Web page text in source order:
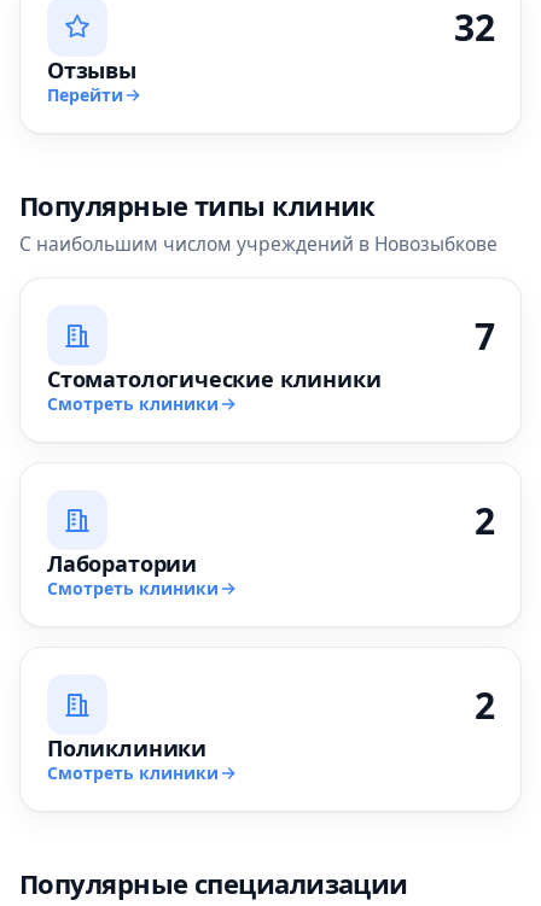
32
Отзывы
Перейти
Популярные типы клиник
С наибольшим числом учреждений в Новозыбкове
7
Стоматологические клиники
Смотреть клиники
2
Лаборатории
Смотреть клиники
2
Поликлиники
Смотреть клиники
Популярные специализации